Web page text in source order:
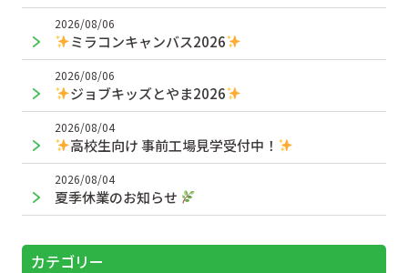
ミラコンキャンバス2026
2026/08/06
ジョブキッズとやま2026
2026/08/06
高校生向け 事前工場見学受付中！
2026/08/04
夏季休業のお知らせ
2026/08/04
カテゴリー